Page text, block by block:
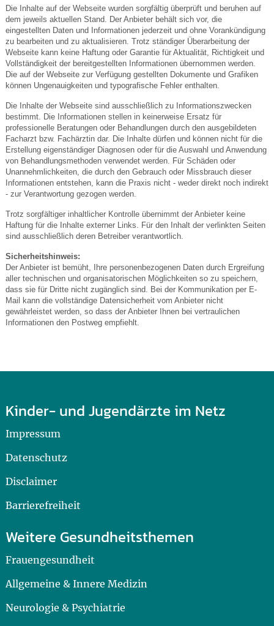
Die Inhalte auf der Webseite wurden sorgfältig überprüft und beruhen auf
dem jeweils aktuellen Stand. Der Anbieter behält sich vor, die
eingestellten Daten und Informationen jederzeit und ohne Vorankündigung
zu bearbeiten und zu aktualisieren. Trotz ständiger Überarbeitung der
Webseite kann keine Haftung oder Garantie für Aktualität, Richtigkeit und
Vollständigkeit der bereitgestellten Informationen übernommen werden.
Die auf der Webseite zur Verfügung gestellten Dokumente und Grafiken
können Ungenauigkeiten und typografische Fehler enthalten.
Die Inhalte der Webseite sind ausschließlich zu Informationszwecken
bestimmt. Die Informationen stellen in keinerweise Ersatz für
professionelle Beratungen oder Behandlungen durch den ausgebildeten
Facharzt bzw. Fachärztin dar. Die Inhalte dürfen und können nicht für die
Erstellung eigenständiger Diagnosen oder für die Auswahl und Anwendung
von Behandlungsmethoden verwendet werden. Für Schäden oder
Unannehmlichkeiten, die durch den Gebrauch oder Missbrauch dieser
Informationen entstehen, kann die Praxis nicht - weder direkt noch indirekt
- zur Verantwortung gezogen werden.
Trotz sorgfältiger inhaltlicher Kontrolle übernimmt der Anbieter keine
Haftung für die Inhalte externer Links. Für den Inhalt der verlinkten Seiten
sind ausschließlich deren Betreiber verantwortlich.
Sicherheitshinweis:
Der Anbieter ist bemüht, Ihre personenbezogenen Daten durch Ergreifung
aller technischen und organisatorischen Möglichkeiten so zu speichern,
dass sie für Dritte nicht zugänglich sind. Bei der Kommunikation per E-
Mail kann die vollständige Datensicherheit vom Anbieter nicht
gewährleistet werden, so dass der Anbieter Ihnen bei vertraulichen
Informationen den Postweg empfiehlt.
Kinder- und Jugendärzte im Netz
Impressum
Datenschutz
Disclaimer
Barrierefreiheit
Weitere Gesundheitsthemen
Frauengesundheit
Allgemeine & Innere Medizin
Neurologie & Psychiatrie